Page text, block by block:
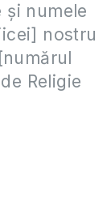
şi numele
nostru
Religie